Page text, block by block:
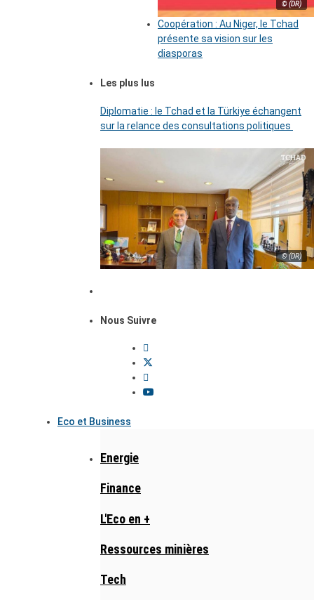
© (DR)
Coopération : Au Niger, le Tchad
présente sa vision sur les
diasporas
Les plus lus
Diplomatie : le Tchad et la Türkiye échangent
sur la relance des consultations politiques
© (DR)
Nous Suivre
Eco et Business
Energie
Finance
L'Eco en +
Ressources minières
Tech